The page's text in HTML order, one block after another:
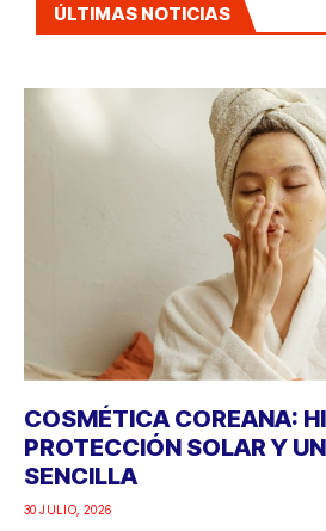
ÚLTIMAS NOTICIAS
COSMÉTICA COREANA:
PROTECCIÓN SOLAR Y
SENCILLA
30 JULIO, 2026